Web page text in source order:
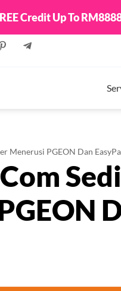
Credit Up To
Menerusi PGEON Dan